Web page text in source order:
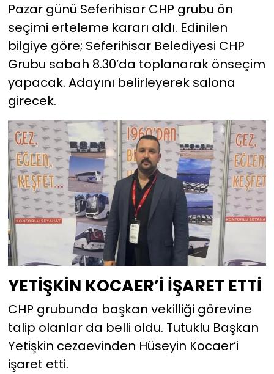
Pazar günü Seferihisar CHP grubu ön
seçimi erteleme kararı aldı. Edinilen
bilgiye göre; Seferihisar Belediyesi CHP
Grubu sabah 8.30’da toplanarak önseçim
yapacak. Adayını belirleyerek salona
girecek.
YETİŞKİN KOCAER’İ İŞARET ETTİ
CHP grubunda başkan vekilliği görevine
talip olanlar da belli oldu. Tutuklu Başkan
Yetişkin cezaevinden Hüseyin Kocaer’i
işaret etti.